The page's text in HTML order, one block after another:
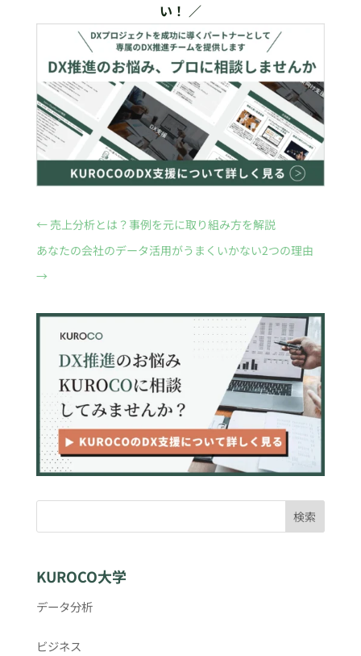
い！ ／
← 売上分析とは？事例を元に取り組み方を解説
あなたの会社のデータ活用がうまくいかない2つの理由
→
検索
KUROCO大学
データ分析
ビジネス